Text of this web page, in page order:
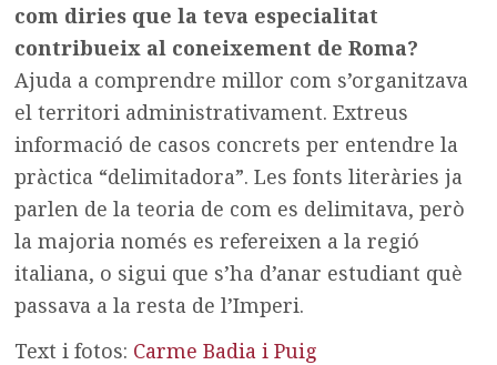
com diries que la teva especialitat
contribueix al coneixement de Roma?
Ajuda a comprendre millor com s’organitzava
el territori administrativament. Extreus
informació de casos concrets per entendre la
pràctica “delimitadora”. Les fonts literàries ja
parlen de la teoria de com es delimitava, però
la majoria només es refereixen a la regió
italiana, o sigui que s’ha d’anar estudiant què
passava a la resta de l’Imperi.
Text i fotos: Carme Badia i Puig